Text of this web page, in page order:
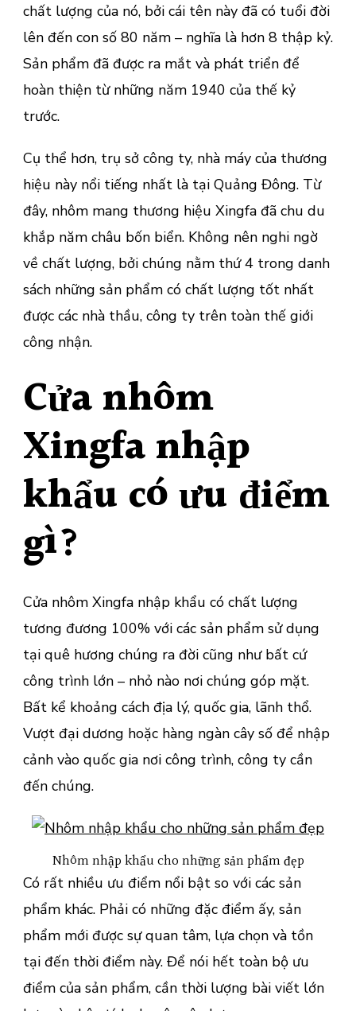
chất lượng của nó, bởi cái tên này đã có tuổi đời
lên đến con số 80 năm – nghĩa là hơn 8 thập kỷ.
Sản phẩm đã được ra mắt và phát triển để
hoàn thiện từ những năm 1940 của thế kỷ
trước.
Cụ thể hơn, trụ sở công ty, nhà máy của thương
hiệu này nổi tiếng nhất là tại Quảng Đông. Từ
đây, nhôm mang thương hiệu Xingfa đã chu du
khắp năm châu bốn biển. Không nên nghi ngờ
về chất lượng, bởi chúng nằm thứ 4 trong danh
sách những sản phẩm có chất lượng tốt nhất
được các nhà thầu, công ty trên toàn thế giới
công nhận.
Cửa nhôm
Xingfa nhập
khẩu có ưu điểm
gì?
Cửa nhôm Xingfa nhập khẩu có chất lượng
tương đương 100% với các sản phẩm sử dụng
tại quê hương chúng ra đời cũng như bất cứ
công trình lớn – nhỏ nào nơi chúng góp mặt.
Bất kể khoảng cách địa lý, quốc gia, lãnh thổ.
Vượt đại dương hoặc hàng ngàn cây số để nhập
cảnh vào quốc gia nơi công trình, công ty cần
đến chúng.
Nhôm nhập khẩu cho những sản phẩm đẹp
Có rất nhiều ưu điểm nổi bật so với các sản
phẩm khác. Phải có những đặc điểm ấy, sản
phẩm mới được sự quan tâm, lựa chọn và tồn
tại đến thời điểm này. Để nói hết toàn bộ ưu
điểm của sản phẩm, cần thời lượng bài viết lớn